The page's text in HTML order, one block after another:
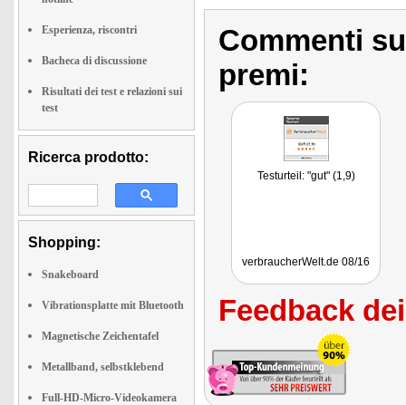
Esperienza, riscontri
Bacheca di discussione
Risultati dei test e relazioni sui
test
Ricerca prodotto:
Shopping:
Snakeboard
Vibrationsplatte mit Bluetooth
Magnetische Zeichentafel
Metallband, selbstklebend
Full-HD-Micro-Videokamera
Commenti
premi:
Testurteil: "gut" (1,9)
verbraucherWelt.de 08/16
Feedback